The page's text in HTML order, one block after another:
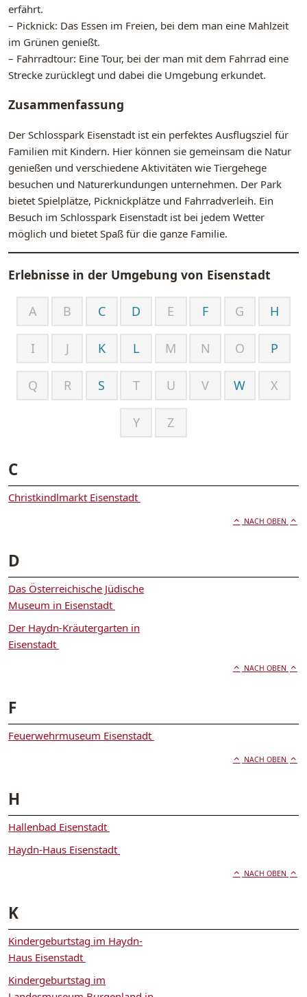
erfährt.
– Picknick: Das Essen im Freien, bei dem man eine Mahlzeit
im Grünen genießt.
– Fahrradtour: Eine Tour, bei der man mit dem Fahrrad eine
Strecke zurücklegt und dabei die Umgebung erkundet.
Zusammenfassung
Der Schlosspark Eisenstadt ist ein perfektes Ausflugsziel für
Familien mit Kindern. Hier können sie gemeinsam die Natur
genießen und verschiedene Aktivitäten wie Tiergehege
besuchen und Naturerkundungen unternehmen. Der Park
bietet Spielplätze, Picknickplätze und Fahrradverleih. Ein
Besuch im Schlosspark Eisenstadt ist bei jedem Wetter
möglich und bietet Spaß für die ganze Familie.
Erlebnisse in der Umgebung von Eisenstadt
A B C D E F G H
I J K L M N O P
Q R S T U V W X
Y Z
C
Christkindlmarkt Eisenstadt
NACH OBEN
D
Das Österreichische Jüdische
Museum in Eisenstadt
Der Haydn-Kräutergarten in
Eisenstadt
NACH OBEN
F
Feuerwehrmuseum Eisenstadt
NACH OBEN
H
Hallenbad Eisenstadt
Haydn-Haus Eisenstadt
NACH OBEN
K
Kindergeburtstag im Haydn-
Haus Eisenstadt
Kindergeburtstag im